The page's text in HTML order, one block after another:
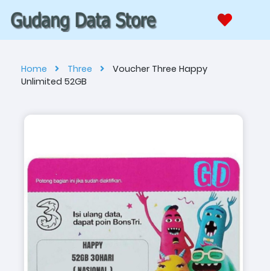
Home Three
Voucher Three Happy
Unlimited 52GB